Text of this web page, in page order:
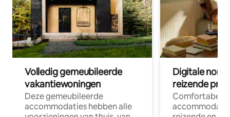
Volledig gemeubileerde
vakantiewoningen
Deze gemeubileerde
accommodaties hebben alle
Digitale
reizende
Comfortabele